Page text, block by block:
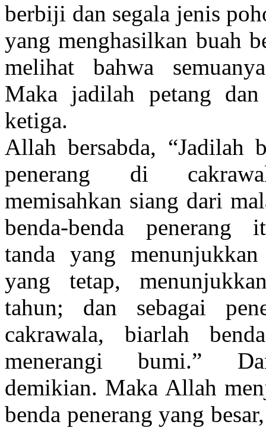
berbiji dan segala jenis
yang menghasilkan buah
melihat bahwa
Maka jadilah petang
ketiga.
Allah bersabda, “Jadilah
penerang di
memisahkan siang dari
benda-benda penerang
tanda yang menunjukkan
yang tetap,
tahun; dan sebagai
cakrawala, biarlah
menerangi bumi.”
demikian. Maka Allah
benda penerang yang